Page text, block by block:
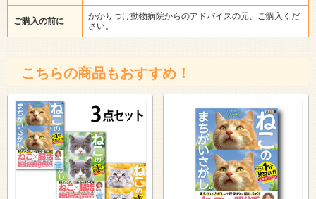
ご購入の前に
かかりつけ動物病院からのアドバイスの元、ご購入くだ
さい。
こちらの商品もおすすめ！